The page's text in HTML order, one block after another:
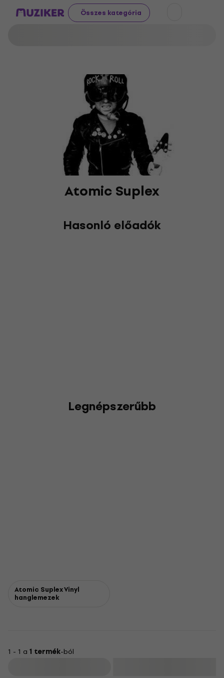
Összes kategória
Atomic Suplex
Hasonló előadók
Legnépszerűbb
Atomic Suplex Vinyl
hanglemezek
1 - 1 a 1 termék-ból